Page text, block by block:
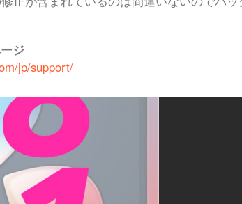
ジ
jp/support/